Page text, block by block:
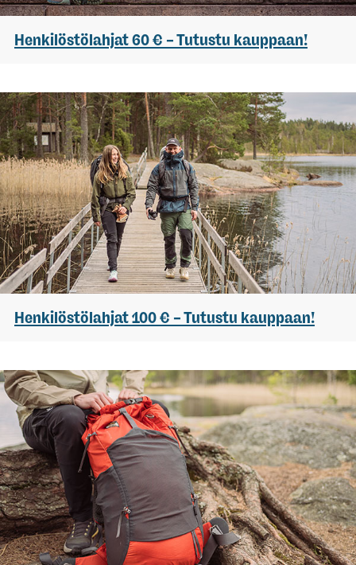
Henkilöstölahjat 60 € – Tutustu kauppaan!
Henkilöstölahjat 100 € – Tutustu kauppaan!